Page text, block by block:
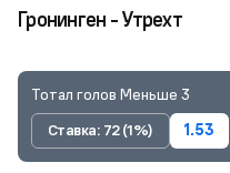
Гронинген - Утрехт
Тотал голов Меньше 3
Ставка: 72 (1%)
1.53